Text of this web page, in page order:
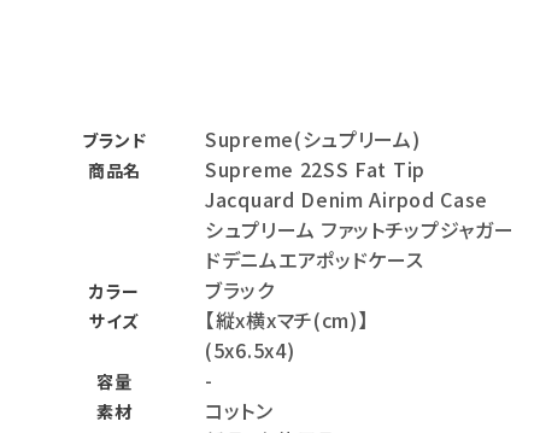
ブランド Supreme(シュプリーム)
商品名
Supreme 22SS Fat Tip
Jacquard Denim Airpod Case
シュプリーム ファットチップジャガー
ドデニムエアポッドケース
カラー ブラック
サイズ
【縦x横xマチ(cm)】
(5x6.5x4)
容量 -
素材 コットン